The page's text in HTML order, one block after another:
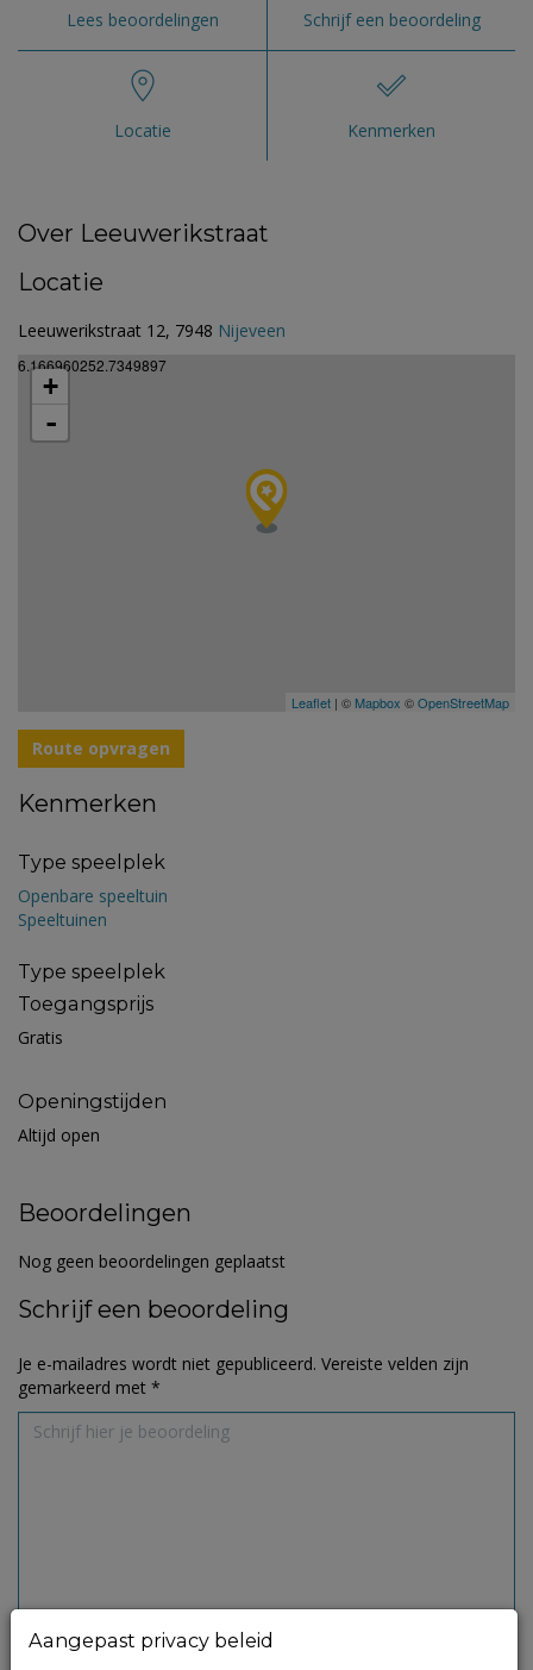
Lees beoordelingen Schrijf een beoordeling
Locatie Kenmerken
Over Leeuwerikstraat
Locatie
Leeuwerikstraat 12, 7948 Nijeveen
6.166960252.7349897
+
-
Leaflet | © Mapbox ©OpenStreetMap
Route opvragen
Kenmerken
Type speelplek
Openbare speeltuin
Speeltuinen
Type speelplek
Toegangsprijs
Gratis
Openingstijden
Altijd open
Beoordelingen
Nog geen beoordelingen geplaatst
Schrijf een beoordeling
Je e-mailadres wordt niet gepubliceerd. Vereiste velden zijn
gemarkeerd met *
Aangepast privacy beleid